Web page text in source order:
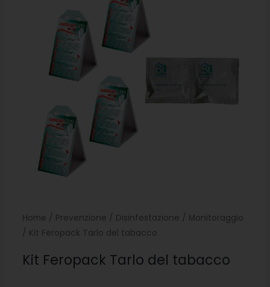
Home / Prevenzione / Disinfestazione / Monitoraggio
/ Kit Feropack Tarlo del tabacco
Kit Feropack Tarlo del tabacco